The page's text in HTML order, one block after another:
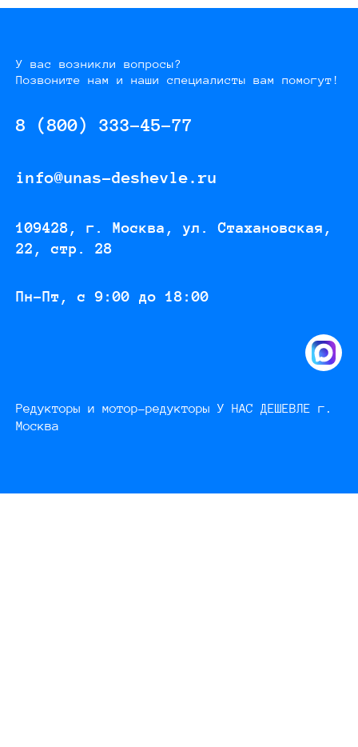
У вас возникли вопросы?
Позвоните нам и наши специалисты вам помогут!
8 (800) 333-45-77
info@unas-deshevle.ru
109428, г. Москва, ул. Стахановская,
22, стр. 28
Пн-Пт, с 9:00 до 18:00
Редукторы и мотор-редукторы У НАС ДЕШЕВЛЕ г.
Москва